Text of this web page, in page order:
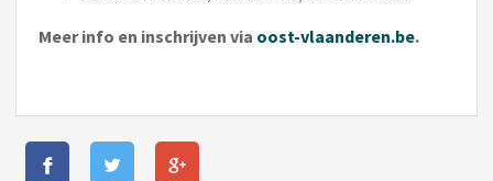
Meer info en inschrijven via oost-vlaanderen.be.